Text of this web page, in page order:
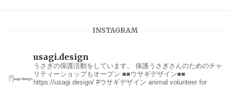
INSTAGRAM
usagi.design
うさぎの保護活動をしています。
保護うさぎさんのためのチャ
リティーショップもオープン ■■ウサギデザイン■■
https://usagi.design/ #ウサギデザイン animal volunteer for